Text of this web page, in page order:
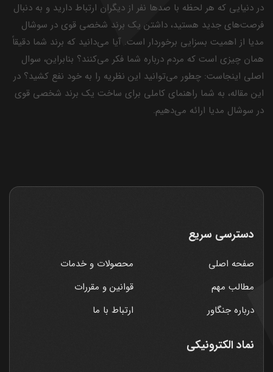
در دنیایی که هر لحظه با صدها نفر از دیگران ارتباط دارید و به دنبال
فرصت‌های جدید هستید، داشتن یک برند شخصی قوی در سوشال
مدیا از اهمیت بسزایی برخوردار است. آیا می‌دانید که برند شما دقیقاً
همان چیزی است که مردم درباره شما فکر می‌کنند؟ بنابراین، سوال
اصلی اینجاست: چطور می‌توانید این نظریه را به خود نفع کشید؟ در
این مقاله، به شما راهنمای کاملی برای ساخت یک برند شخصی قوی
در سوشال مدیا ارائه می‌دهیم.
دسترسی سریع
صفحه اصلی
محصولات و خدمات
مطالب مهم
قوانین و مقررات
درباره جنگاور
ارتباط با ما
نماد الکترونیکی